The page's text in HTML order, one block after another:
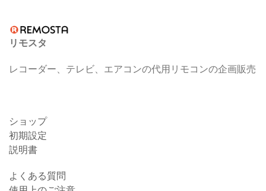
リモスタ
レコーダー、テレビ、エアコンの代用リモコンの企画販売
ショップ
初期設定
説明書
よくある質問